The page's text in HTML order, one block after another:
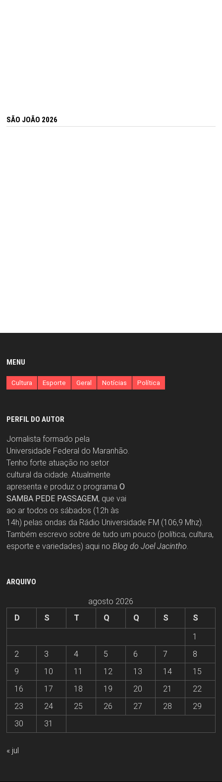
SÃO JOÃO 2026
MENU
Cultura Esporte Geral Notícias Política
PERFIL DO AUTOR
Jornalista formado pela
Universidade Federal do Maranhão.
Tenho forte atuação no setor
cultural da cidade. Atualmente
apresenta e produz o programa O
SAMBA PEDE PASSAGEM, que vai
ao ar todos os sábados (12h às
14h) pelas ondas da Rádio Universidade FM (106,9 Mhz).
Também escrevo sobre de tudo um pouco (política, cultura,
esporte e variedades) aqui no Blog do Joel Jacintho.
ARQUIVO
agosto 2026
D
S T Q Q S
S
1
2
3 4 5 6 7
8
9
10 11 12 13 14
15
16
17 18 19 20 21
22
23
24 25 26 27 28
29
30
31
« jul